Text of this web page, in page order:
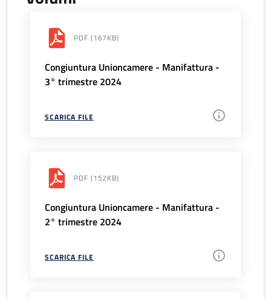
PDF (167KB)
Congiuntura Unioncamere - Manifattura -
3° trimestre 2024
SCARICA FILE
PDF (152KB)
Congiuntura Unioncamere - Manifattura -
2° trimestre 2024
SCARICA FILE